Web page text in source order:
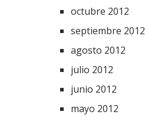
octubre 2012
septiembre 2012
agosto 2012
julio 2012
junio 2012
mayo 2012